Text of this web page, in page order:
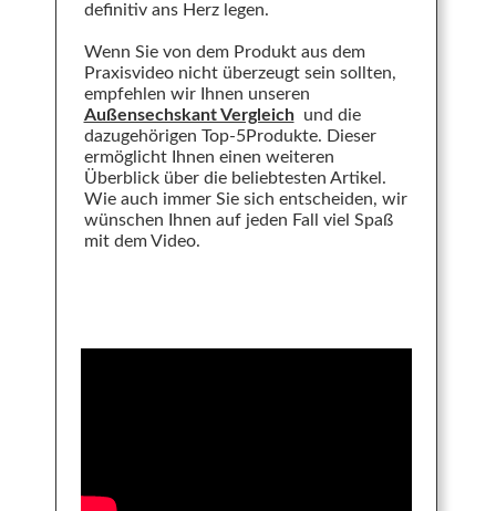
definitiv ans Herz legen.
Wenn Sie von dem Produkt aus dem
Praxisvideo nicht überzeugt sein sollten,
empfehlen wir Ihnen unseren
Außensechskant Vergleichund die
dazugehörigen Top-5Produkte. Dieser
ermöglicht Ihnen einen weiteren
Überblick über die beliebtesten Artikel.
Wie auch immer Sie sich entscheiden, wir
wünschen Ihnen auf jeden Fall viel Spaß
mit dem Video.